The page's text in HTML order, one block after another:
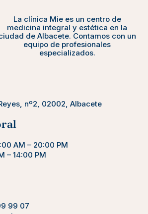
La clínica Mie es un centro de
medicina integral y estética en la
de Albacete. Contamos con un
equipo de profesionales
especializados.
nº2, 02002, Albacete
AM – 20:00 PM
– 14:00 PM
99 07